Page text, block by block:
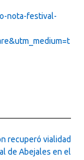
nota-festival-
recuperó vialidad
de Abejales en el